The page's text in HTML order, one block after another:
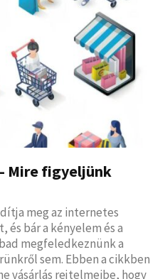
Mire figyeljünk
meg az internetes
és bár a kényelem és a
megfeledkeznünk a
sem. Ebben a cikkben
vásárlás rejtelmeibe, hogy